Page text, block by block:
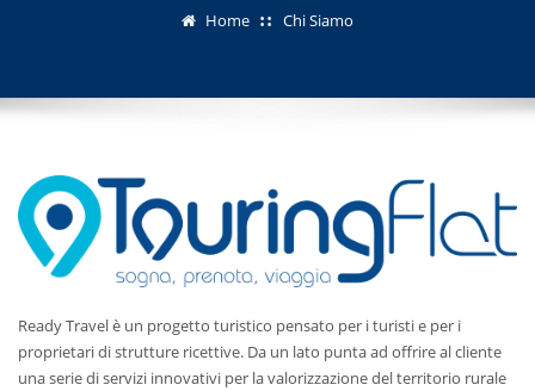
Home Chi Siamo
Ready Travel è un progetto turistico pensato per i turisti e per i
proprietari di strutture ricettive. Da un lato punta ad offrire al cliente
una serie di servizi innovativi per la valorizzazione del territorio rurale